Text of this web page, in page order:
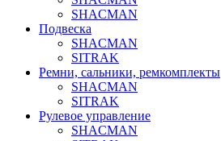
SHACMAN
Подвеска
SHACMAN
SITRAK
Ремни, сальники, ремкомплекты
SHACMAN
SITRAK
Рулевое управление
SHACMAN